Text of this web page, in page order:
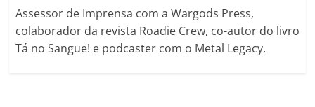
Assessor de Imprensa com a Wargods Press,
colaborador da revista Roadie Crew, co-autor do livro
Tá no Sangue! e podcaster com o Metal Legacy.